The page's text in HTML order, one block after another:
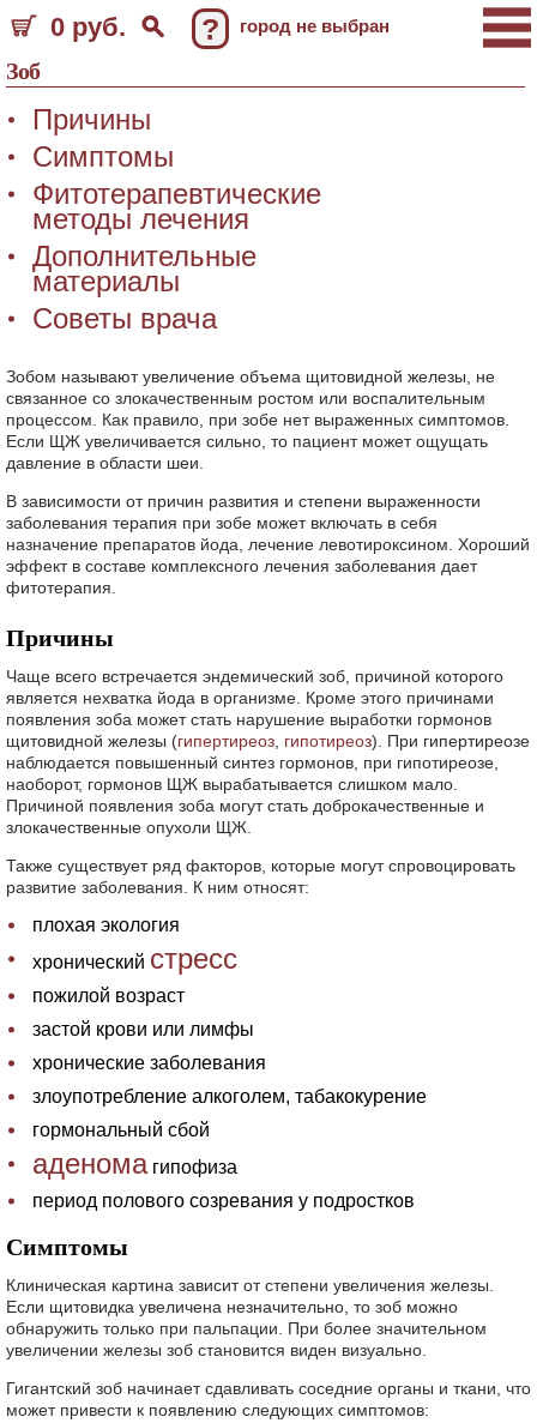
0 руб. ? город не выбран
Зоб
Причины
Симптомы
Фитотерапевтические
методы лечения
Дополнительные
материалы
Советы врача
Зобом называют увеличение объема щитовидной железы, не
связанное со злокачественным ростом или воспалительным
процессом. Как правило, при зобе нет выраженных симптомов.
Если ЩЖ увеличивается сильно, то пациент может ощущать
давление в области шеи.
В зависимости от причин развития и степени выраженности
заболевания терапия при зобе может включать в себя
назначение препаратов йода, лечение левотироксином. Хороший
эффект в составе комплексного лечения заболевания дает
фитотерапия.
Причины
Чаще всего встречается эндемический зоб, причиной которого
является нехватка йода в организме. Кроме этого причинами
появления зоба может стать нарушение выработки гормонов
щитовидной железы (гипертиреоз гипотиреоз). При гипертиреозе
наблюдается повышенный синтез гормонов, при гипотиреозе,
наоборот, гормонов ЩЖ вырабатывается слишком мало.
Причиной появления зоба могут стать доброкачественные и
злокачественные опухоли ЩЖ.
Также существует ряд факторов, которые могут спровоцировать
развитие заболевания. К ним относят:
плохая экология
хронический стресс
пожилой возраст
застой крови или лимфы
хронические заболевания
злоупотребление алкоголем, табакокурение
гормональный сбой
аденомагипофиза
период полового созревания у подростков
Симптомы
Клиническая картина зависит от степени увеличения железы.
Если щитовидка увеличена незначительно, то зоб можно
обнаружить только при пальпации. При более значительном
увеличении железы зоб становится виден визуально.
Гигантский зоб начинает сдавливать соседние органы и ткани, что
может привести к появлению следующих симптомов: